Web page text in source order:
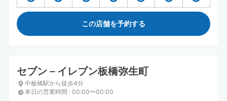
この店舗を予約する
セブン－イレブン板橋弥生町
中板橋駅から徒歩4分
本日の営業時間 : 00:00〜00:00